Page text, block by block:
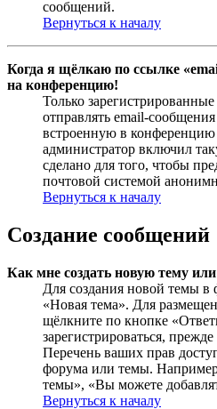
сообщений.
Вернуться к началу
Когда я щёлкаю по ссылке
на конференцию!
Только
отправлять email-
встроенную в конференцию
администратор включил
сделано для того, чтобы
почтовой системой
Вернуться к началу
Создание сообщений
Как мне создать новую тему
Для создания новой темы
«Новая тема». Для
щёлкните по кнопке
зарегистрироваться,
Перечень ваших прав
форума или темы.
темы», «Вы можете
Вернуться к началу